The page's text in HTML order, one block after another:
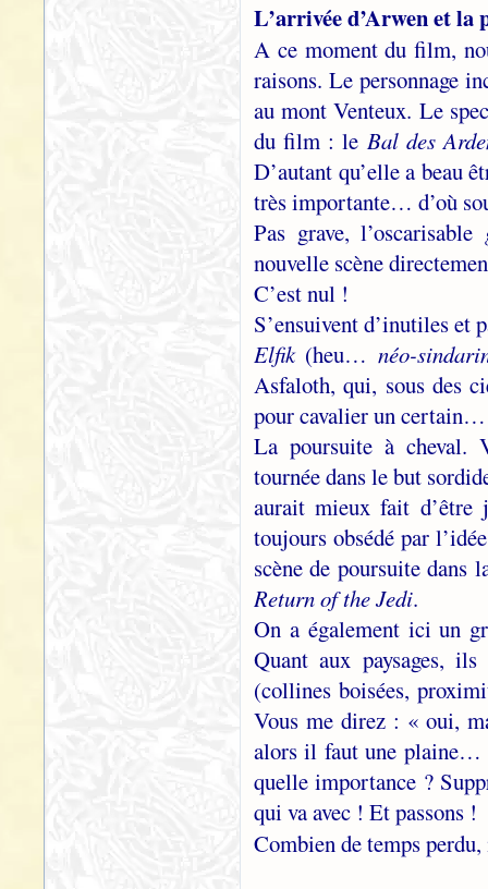
L’arrivée d’Arwen et la
A ce moment du film,
raisons. Le personnage
au mont Venteux. Le
du film : le Bal des
D’autant qu’elle a beau
très importante… d’où
Pas grave, l’oscarisable
nouvelle scène
C’est nul !
S’ensuivent d’inutiles et
Elfik(heu… néo-
Asfaloth, qui, sous des
pour cavalier un
La poursuite à cheval.
tournée dans le but
aurait mieux fait d’être
toujours obsédé par
scène de poursuite dans
Return of the Jedi.
On a également ici un
Quant aux paysages,
(collines boisées,
Vous me direz : « oui,
alors il faut une plaine…
quelle importance ?
qui va avec ! Et passons !
Combien de temps